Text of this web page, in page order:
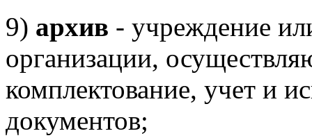
9) архив - учреждение
организации,
комплектование, учет и
документов;